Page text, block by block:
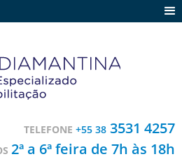
Contato
TELEFONE +55 38 3531 4257
2ª a 6ª feira de 7h às 18h